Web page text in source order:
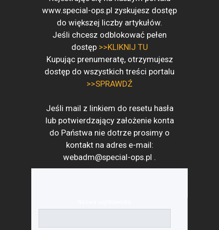
www.special-ops.pl zyskujesz dostęp
do większej liczby artykułów.
Jeśli chcesz odblokować pełen
dostęp >>KLIKNIJ TU
Kupując prenumeratę, otrzymujesz
dostęp do wszystkich treści portalu
>>SPRAWDŹ
Jeśli mail z linkiem do resetu hasła
lub potwierdzający założenie konta
do Państwa nie dotrze prosimy o
kontakt na adres e-mail:
webadm@special-ops.pl .